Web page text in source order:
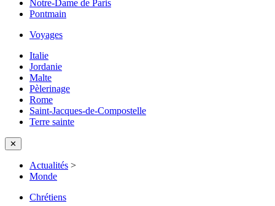
Notre-Dame de Paris
Pontmain
Voyages
Italie
Jordanie
Malte
Pèlerinage
Rome
Saint-Jacques-de-Compostelle
Terre sainte
✕
Actualités >
Monde
Chrétiens